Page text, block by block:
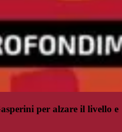
per alzare il livello e